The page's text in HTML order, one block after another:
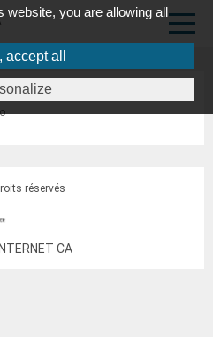
FTGI
CA
réservés
website, you are allowing all
all